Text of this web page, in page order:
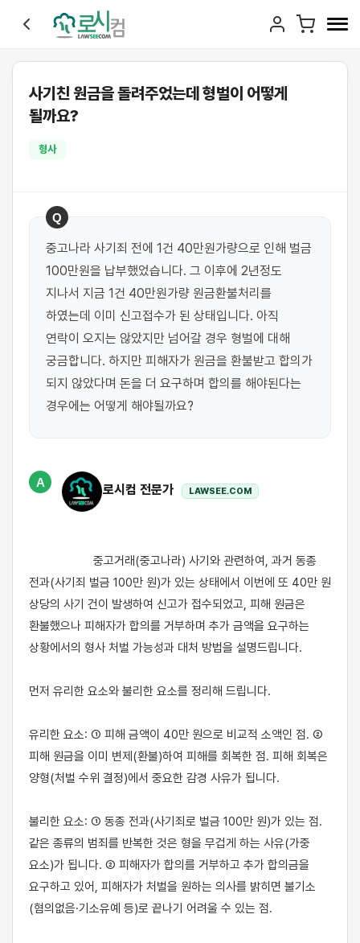
사기친 원금을 돌려주었는데 형벌이 어떻게
될까요?
형사
Q
중고나라 사기죄 전에 1건 40만원가량으로 인해 벌금
100만원을 납부했었습니다. 그 이후에 2년정도
지나서 지금 1건 40만원가량 원금환불처리를
하였는데 이미 신고접수가 된 상태입니다. 아직
연락이 오지는 않았지만 넘어갈 경우 형벌에 대해
궁금합니다. 하지만 피해자가 원금을 환불받고 합의가
되지 않았다며 돈을 더 요구하며 합의를 해야된다는
경우에는 어떻게 해야될까요?
A
로시컴 전문가 LAWSEE.COM
전과(사기죄 벌금 100만 원)가 있는 상태에서 이번에 또 40만 원
상당의 사기 건이 발생하여 신고가 접수되었고, 피해 원금은
환불했으나 피해자가 합의를 거부하며 추가 금액을 요구하는
상황에서의 형사 처벌 가능성과 대처 방법을 설명드립니다.
먼저 유리한 요소와 불리한 요소를 정리해 드립니다.
유리한 요소: ① 피해 금액이 40만 원으로 비교적 소액인 점. ②
피해 원금을 이미 변제(환불)하여 피해를 회복한 점. 피해 회복은
양형(처벌 수위 결정)에서 중요한 감경 사유가 됩니다.
불리한 요소: ① 동종 전과(사기죄로 벌금 100만 원)가 있는 점.
같은 종류의 범죄를 반복한 것은 형을 무겁게 하는 사유(가중
요소)가 됩니다. ② 피해자가 합의를 거부하고 추가 합의금을
요구하고 있어, 피해자가 처벌을 원하는 의사를 밝히면 불기소
(혐의없음·기소유예 등)로 끝나기 어려울 수 있는 점.